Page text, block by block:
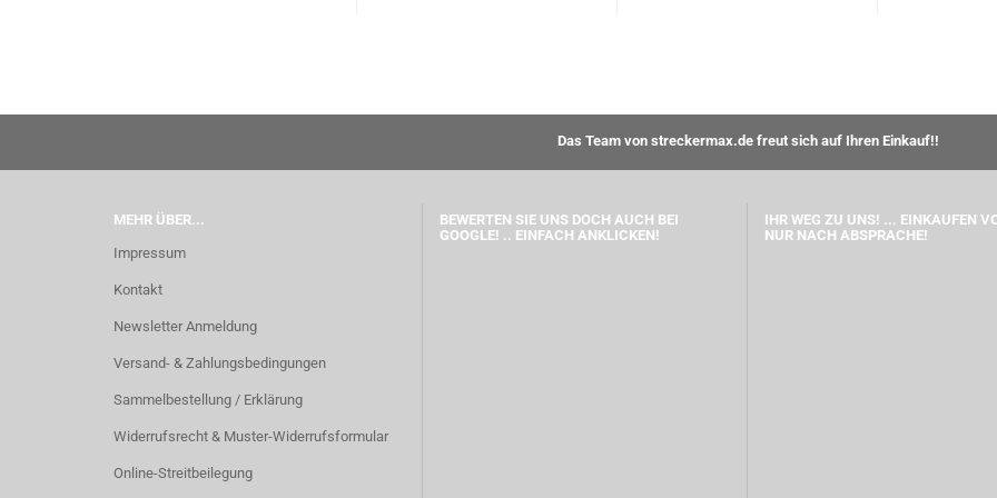
Das Team von streckermax.de freut sich auf Ihren Einkauf!!
MEHR ÜBER...
Impressum
Kontakt
Newsletter Anmeldung
Versand- & Zahlungsbedingungen
Sammelbestellung / Erklärung
Widerrufsrecht & Muster-Widerrufsformular
Online-Streitbeilegung
BEWERTEN SIE UNS DOCH AUCH BEI
GOOGLE! .. EINFACH ANKLICKEN!
IHR WEG ZU UNS! ... EINKAUFEN
NUR NACH ABSPRACHE!